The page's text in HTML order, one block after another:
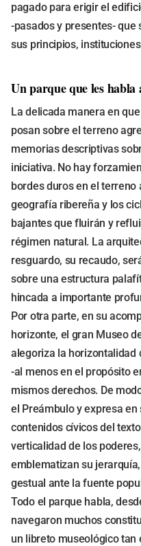
pagado para erigir el
-pasados y presentes-
sus principios,
Un parque que les habla
La delicada manera en
posan sobre el terreno
memorias descriptivas
iniciativa. No hay
bordes duros en el terreno
geografía ribereña y los
bajantes que fluirán y
régimen natural. La
resguardo, su recaudo,
sobre una estructura
hincada a importante
Por otra parte, en su
horizonte, el gran Museo
alegoriza la horizontalidad
-al menos en el propósito
mismos derechos. De
el Preámbulo y expresa
contenidos cívicos del
verticalidad de los
emblematizan su
gestual ante la fuente
Todo el parque habla,
navegaron muchos
un libreto museológico